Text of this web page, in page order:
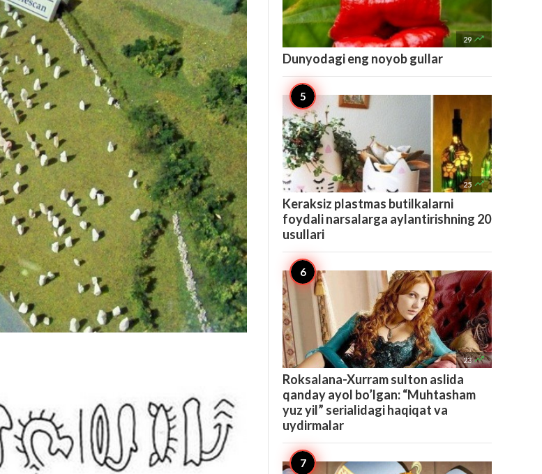
29 
Dunyodagi eng noyob gullar
25 
Keraksiz plastmas butilkalarni
foydali narsalarga aylantirishning 20
usullari
23 
Roksalana-Xurram sulton aslida
qanday ayol bo’lgan: “Muhtasham
yuz yil” serialidagi haqiqat va
uydirmalar